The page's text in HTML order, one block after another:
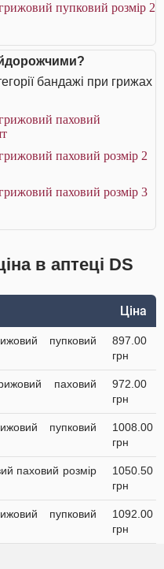
пупковий розмір 2
бандажі при грижах
паховий
паховий розмір 2
паховий розмір 3
в аптеці DS
Ціна
пупковий
897.00
грн
паховий
972.00
грн
пупковий
1008.00
грн
паховий розмір
1050.50
грн
пупковий
1092.00
грн